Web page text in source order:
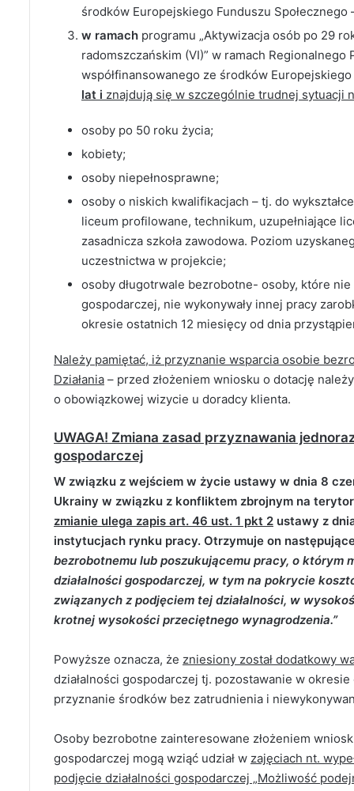
środków Europejskiego Funduszu Społecznego
w ramach programu „Aktywizacja osób po 29
radomszczańskim (VI)” w ramach
współfinansowanego ze środków
lat i znajdują się w szczególnie trudnej sytuacji
osoby po 50 roku życia;
kobiety;
osoby niepełnosprawne;
osoby o niskich kwalifikacjach – tj. do
liceum profilowane, technikum, uzupełniające
zasadnicza szkoła zawodowa. Poziom
uczestnictwa w projekcie;
osoby długotrwale bezrobotne- osoby, które nie
gospodarczej, nie wykonywały innej pracy
okresie ostatnich 12 miesięcy od dnia
Należy pamiętać, iż przyznanie wsparcia osobie
Działania – przed złożeniem wniosku o dotację
o obowiązkowej wizycie u doradcy klienta.
UWAGA! Zmiana zasad przyznawania
gospodarczej
W związku z wejściem w życie ustawy w dnia 8
Ukrainy w związku z konfliktem zbrojnym na
zmianie ulega zapis art. 46 ust. 1 pkt 2 ustawy z
instytucjach rynku pracy. Otrzymuje on
bezrobotnemu lub poszukującemu pracy, o którym
działalności gospodarczej, w tym na pokrycie
związanych z podjęciem tej działalności, w
krotnej wysokości przeciętnego wynagrodzenia.”
Powyższe oznacza, że zniesiony został dodatkowy
działalności gospodarczej tj. pozostawanie w
przyznanie środków bez zatrudnienia i
Osoby bezrobotne zainteresowane złożeniem
gospodarczej mogą wziąć udział w zajęciach nt.
podjęcie działalności gospodarczej „Możliwość